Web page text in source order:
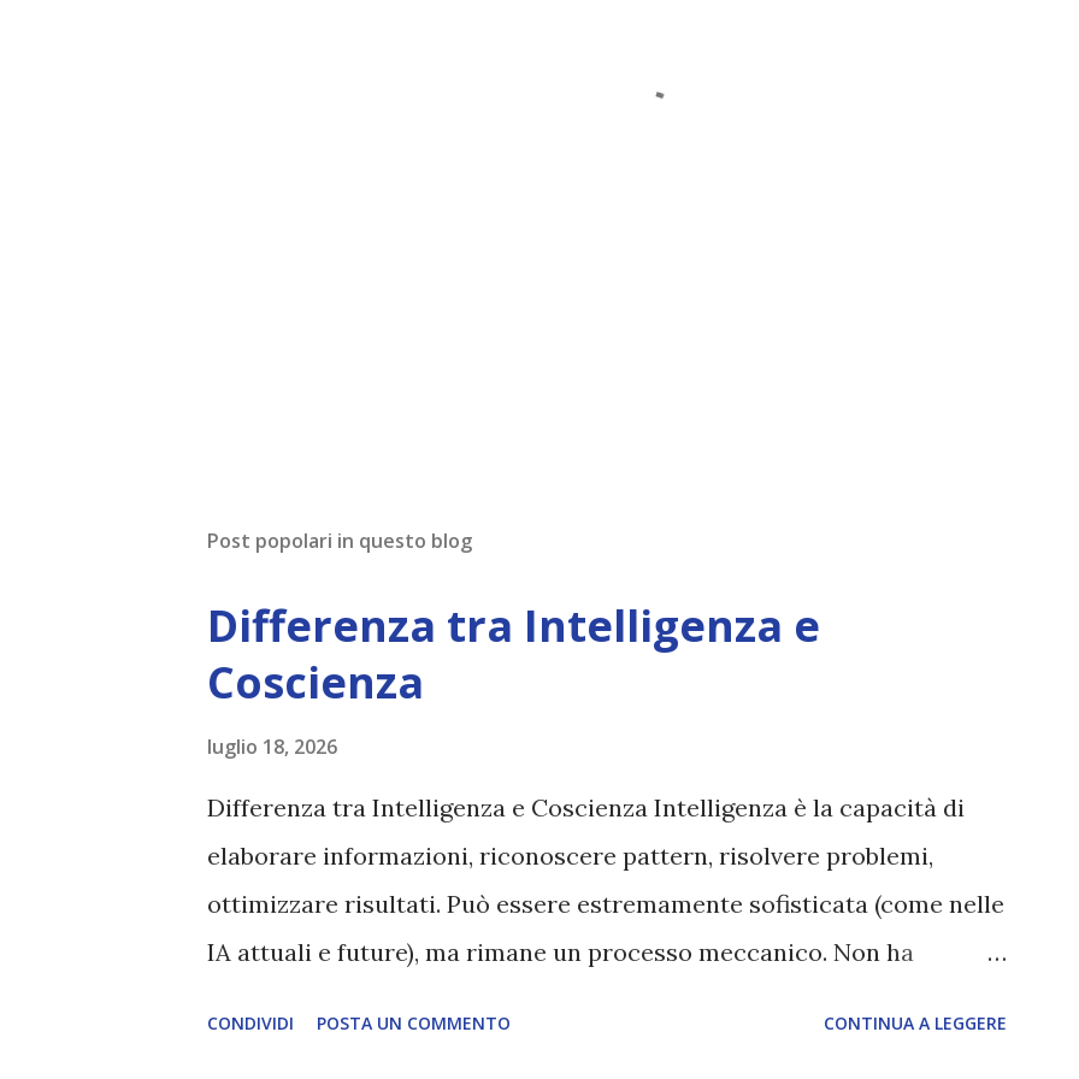
Post popolari in questo blog
Differenza tra Intelligenza e
Coscienza
luglio 18, 2026
Differenza tra Intelligenza e Coscienza Intelligenza è la capacità di
elaborare informazioni, riconoscere pattern, risolvere problemi,
ottimizzare risultati. Può essere estremamente sofisticata (come nelle
IA attuali e future), ma rimane un processo meccanico. Non ha
CONDIVIDI POSTA UN COMMENTO CONTINUA A LEGGERE